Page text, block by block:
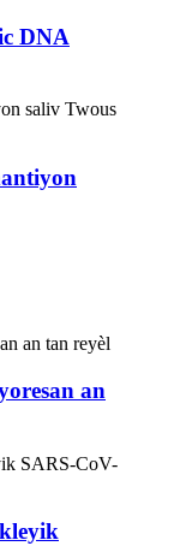
DNA
an